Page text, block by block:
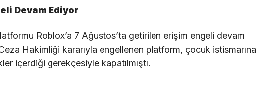
Devam Ediyor
Roblox’a 7 Ağustos’ta getirilen erişim engeli devam
Hakimliği kararıyla engellenen platform, çocuk istismarına
içerdiği gerekçesiyle kapatılmıştı.